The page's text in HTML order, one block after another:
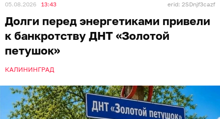
05.08.2026 13:43 erid: 2SDnjf3cazf
Долги перед энергетиками привели
к банкротству ДНТ «Золотой
петушок»
КАЛИНИНГРАД